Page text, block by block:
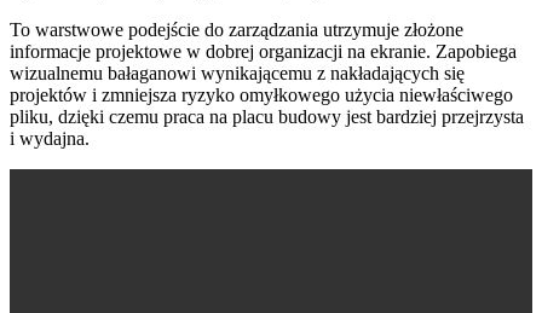
To warstwowe podejście do zarządzania utrzymuje złożone
informacje projektowe w dobrej organizacji na ekranie. Zapobiega
wizualnemu bałaganowi wynikającemu z nakładających się
projektów i zmniejsza ryzyko omyłkowego użycia niewłaściwego
pliku, dzięki czemu praca na placu budowy jest bardziej przejrzysta
i wydajna.